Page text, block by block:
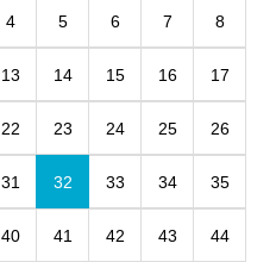
4 5 6 7 8
13 14 15 16 17
22 23 24 25 26
31 32 33 34 35
40 41 42 43 44